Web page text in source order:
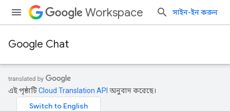
Workspace সাইন-ইন করুন
Google Chat
এই পৃষ্ঠাটিCloud Translation API অনুবাদ করেছে।